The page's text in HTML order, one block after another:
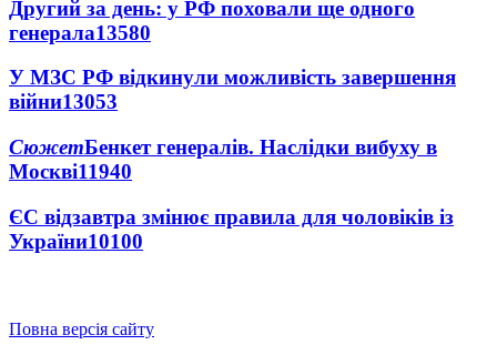
Другий за день: у РФ поховали ще одного
генерала13580
У МЗС РФ відкинули можливість завершення
війни13053
СюжетБенкет генералів. Наслідки вибуху в
Москві11940
ЄС відзавтра змінює правила для чоловіків із
України10100
Повна версія сайту